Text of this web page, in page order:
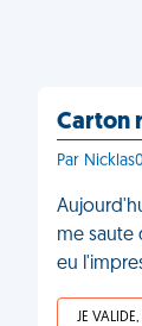
Carton
Par
me saute
eu
JE